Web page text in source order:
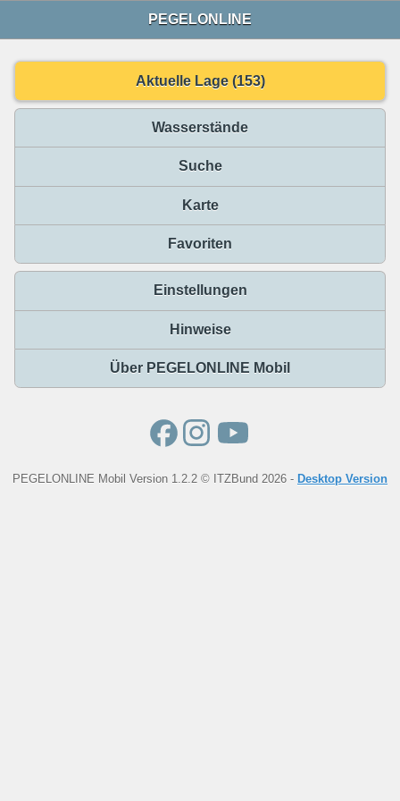
PEGELONLINE
Aktuelle Lage (153)
Wasserstände
Suche
Karte
Favoriten
Einstellungen
Hinweise
Über PEGELONLINE Mobil
PEGELONLINE Mobil Version 1.2.2 © ITZBund 2026 - Desktop Version